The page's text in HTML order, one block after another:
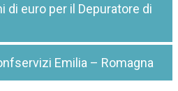
di euro per il Depuratore di
Emilia – Romagna